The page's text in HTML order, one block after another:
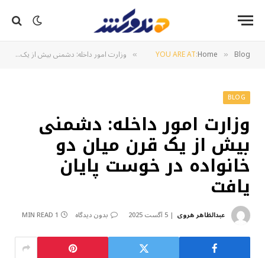
YOU ARE AT:Home » Blog
» وزارت امور داخله: دشمنی بیش از یک قرن میان دو خانواده در خوست پایان یافت
BLOG
وزارت امور داخله: دشمنی
بیش از یک قرن میان دو
خانواده در خوست پایان
یافت
عبدالظاهر هروی 5 آگست 2025 بدون دیدگاه 1 MIN READ